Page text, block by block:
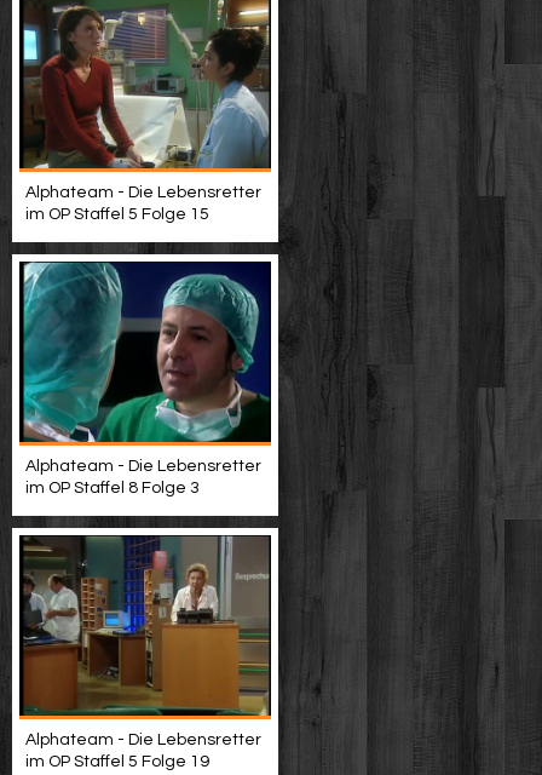
Alphateam - Die Lebensretter
im OP Staffel 5 Folge 15
Alphateam - Die Lebensretter
im OP Staffel 8 Folge 3
Alphateam - Die Lebensretter
im OP Staffel 5 Folge 19